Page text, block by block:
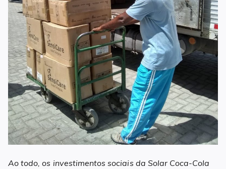
Ao todo, os investimentos sociais da Solar Coca-Cola